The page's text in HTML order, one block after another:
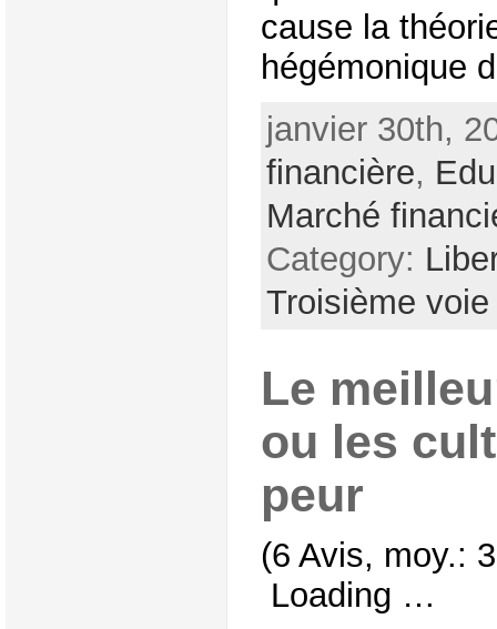
cause la
hégémonique
janvier 30th,
financière,
Marché
Category:
Troisième voie
Le
ou les
peur
(6 Avis, moy.:
Loading …